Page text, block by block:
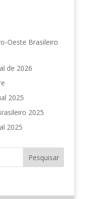
Oeste Brasileiro
de 2026
2025
2025
2025